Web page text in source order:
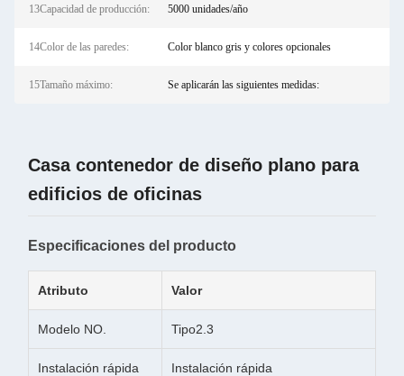
13Capacidad de producción: 5000 unidades/año
14Color de las paredes: Color blanco gris y colores opcionales
15Tamaño máximo: Se aplicarán las siguientes medidas:
Casa contenedor de diseño plano para
edificios de oficinas
Especificaciones del producto
Atributo Valor
Modelo NO. Tipo2.3
Instalación rápida Instalación rápida